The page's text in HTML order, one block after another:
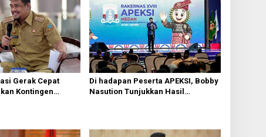
Gerak Cepat
Kontingen
Di hadapan Peserta APEKSI, Bobby
Nasution Tunjukkan Hasil